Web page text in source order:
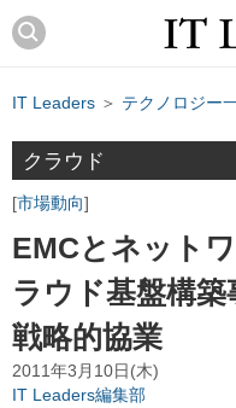
IT Leaders ＞ テクノロジー
クラウド
市場動向
EMCとネット
ラウド基盤構
戦略的協業
2011年3月10日(木)
IT Leaders編集部